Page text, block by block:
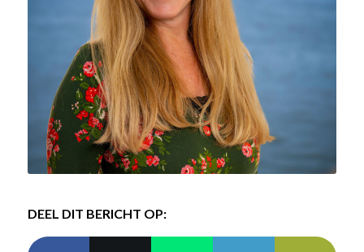
DEEL DIT BERICHT OP: